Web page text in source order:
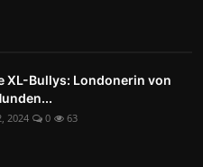
XL-Bullys: Londonerin von
2024 0 63